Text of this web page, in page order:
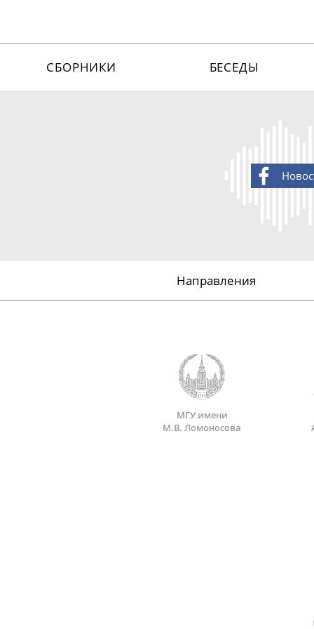
СБОРНИКИ БЕСЕДЫ
Направления
МГУ имени
М.В. Ломоносова